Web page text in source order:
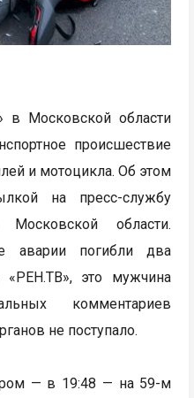
в Московской области
происшествие
и мотоцикла. Об этом
на пресс-службу
области.
аварии погибли два
«РЕН.ТВ», это мужчина
комментариев
не поступало.
— в 19:48 — на 59-м